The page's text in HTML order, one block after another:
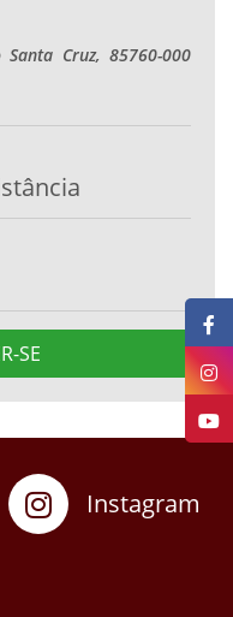
Cruz, 85760-000
SE
Instagram